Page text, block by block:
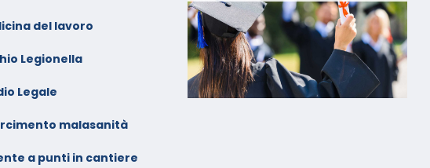
del lavoro
Legionella
Legale
malasanità
a punti in cantiere